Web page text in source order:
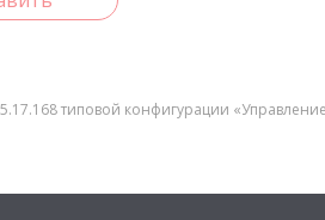
типовой конфигурации